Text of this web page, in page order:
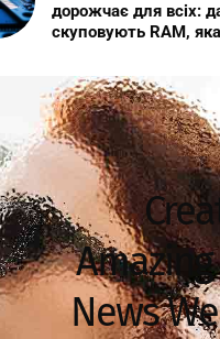
дорожчає для всіх:
скуповують RAM,
Amazing
News